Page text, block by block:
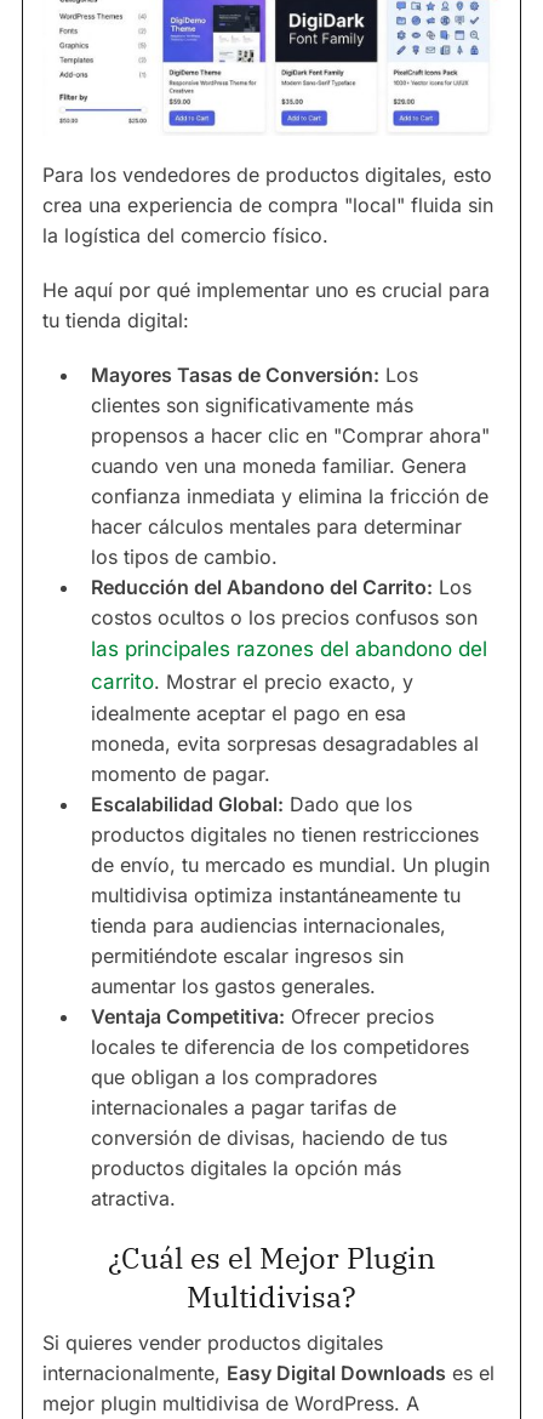
Para los vendedores de productos digitales, esto
crea una experiencia de compra "local" fluida sin
la logística del comercio físico.
He aquí por qué implementar uno es crucial para
tu tienda digital:
Mayores Tasas de Conversión: Los
clientes son significativamente más
propensos a hacer clic en "Comprar ahora"
cuando ven una moneda familiar. Genera
confianza inmediata y elimina la fricción de
hacer cálculos mentales para determinar
los tipos de cambio.
Reducción del Abandono del Carrito: Los
costos ocultos o los precios confusos son
las principales razones del abandono del
carrito. Mostrar el precio exacto, y
idealmente aceptar el pago en esa
moneda, evita sorpresas desagradables al
momento de pagar.
Escalabilidad Global: Dado que los
productos digitales no tienen restricciones
de envío, tu mercado es mundial. Un plugin
multidivisa optimiza instantáneamente tu
tienda para audiencias internacionales,
permitiéndote escalar ingresos sin
aumentar los gastos generales.
Ventaja Competitiva: Ofrecer precios
locales te diferencia de los competidores
que obligan a los compradores
internacionales a pagar tarifas de
conversión de divisas, haciendo de tus
productos digitales la opción más
atractiva.
¿Cuál es el Mejor Plugin
Multidivisa?
Si quieres vender productos digitales
internacionalmente, Easy Digital Downloads es el
mejor plugin multidivisa de WordPress. A